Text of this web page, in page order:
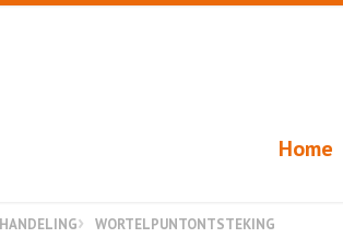
Home
WORTELPUNTONTSTEKING